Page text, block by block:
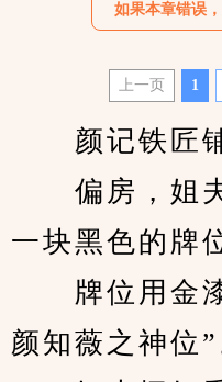
如果本章错误
上一页 1
颜记铁匠铺
偏房，姐夫
一块黑色的牌
牌位用金漆
颜知薇之神位”